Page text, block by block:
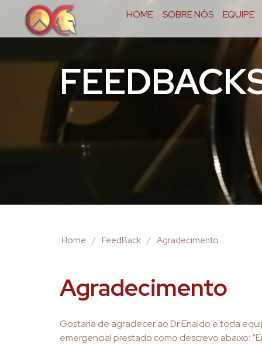
HOME SOBRE NÓS EQUIPE
Home / FeedBack / Agradecimento
Agradecimento
Gostaria de agradecer ao Dr Enaldo e toda
emergencial prestado como descrevo abaixo: